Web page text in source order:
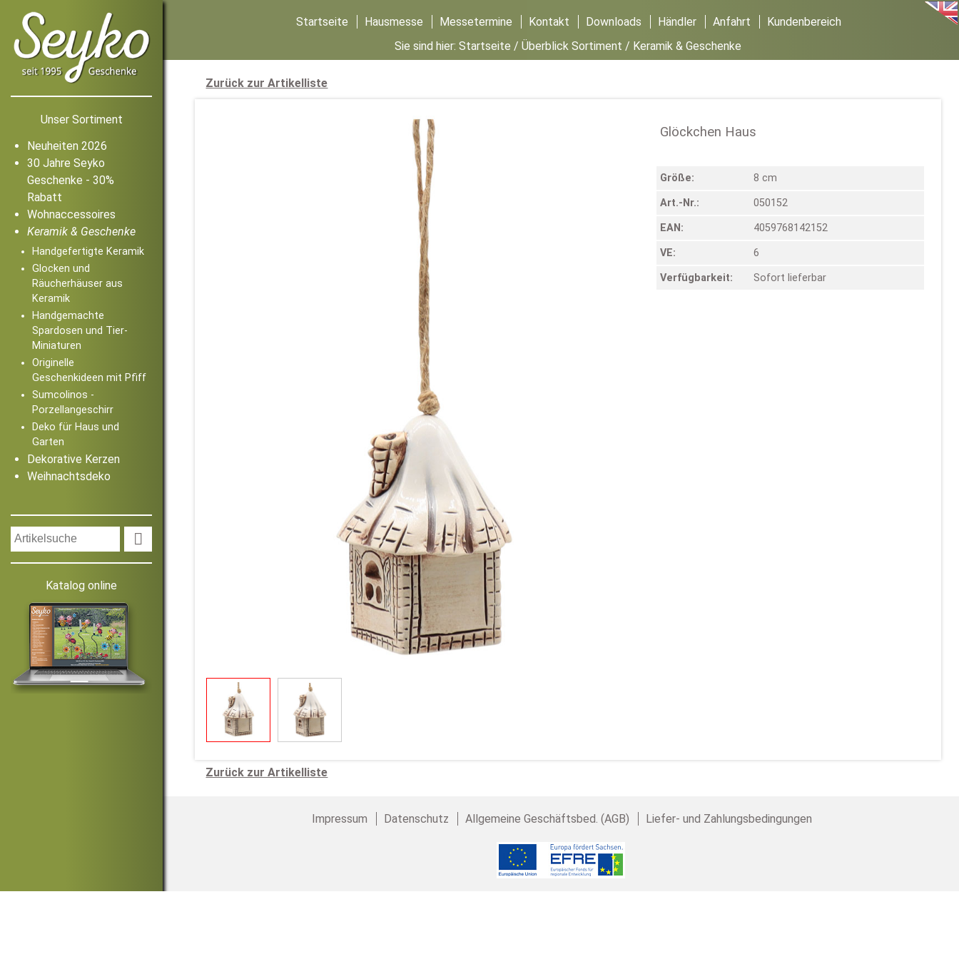
Unser Sortiment
Neuheiten 2026
30 Jahre Seyko
Geschenke - 30%
Rabatt
Wohnaccessoires
Keramik & Geschenke
Handgefertigte Keramik
Glocken und
Räucherhäuser aus
Keramik
Handgemachte
Spardosen und Tier-
Miniaturen
Originelle
Geschenkideen mit Pfiff
Sumcolinos -
Porzellangeschirr
Deko für Haus und
Garten
Dekorative Kerzen
Weihnachtsdeko

Katalog online
Startseite Hausmesse Messetermine Kontakt Downloads Händler Anfahrt
Kundenbereich
Sie sind hier:Startseite /Überblick Sortiment / Keramik & Geschenke
Zurück zur Artikelliste
Glöckchen Haus
Größe: 8 cm
Art.-Nr.: 050152
EAN: 4059768142152
VE: 6
Verfügbarkeit: Sofort lieferbar
Zurück zur Artikelliste
Impressum Datenschutz Allgemeine Geschäftsbed. (AGB) Liefer- und Zahlungsbedingungen